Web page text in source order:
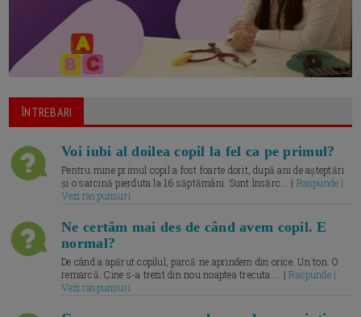
ÎNTREBARI
Voi iubi al doilea copil la fel ca pe primul?
Pentru mine primul copil a fost foarte dorit, după ani de așteptări
și o sarcină pierduta la 16 săptămâni. Sunt însărc... | Raspunde |
Vezi raspunsuri
Ne certăm mai des de când avem copil. E
normal?
De când a apărut copilul, parcă ne aprindem din orice. Un ton. O
remarcă. Cine s-a trezit din nou noaptea trecuta.... |Raspunde |
Vezi raspunsuri